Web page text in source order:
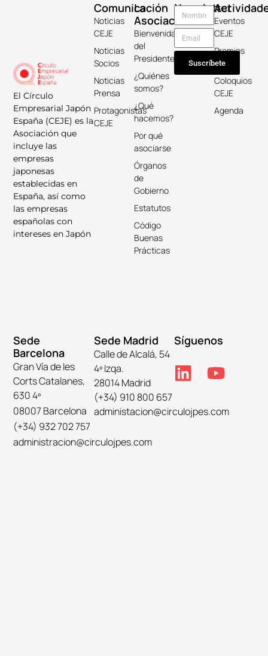
El Círculo
Empresarial Japón
España (CEJE) es la
Asociación que
incluye las
empresas
japonesas
establecidas en
España, así como
las empresas
españolas con
intereses en Japón
La
Asociación
Bienvenida
del
Presidente
¿Quiénes
somos?
¿Qué
hacemos?
Por qué
asociarse
Órganos
de
Gobierno
Estatutos
Código
Buenas
Prácticas
Comunicación
Noticias
CEJE
Noticias
Socios
Noticias
Prensa
Protagonistas
CEJE
Eventos
CEJE
Premios
Keicho
Coloquios
CEJE
Agenda
Newsletter
Suscríbete
Sede
Barcelona
Gran Vía de les
Corts Catalanes,
630 4º
08007 Barcelona
(+34) 932 702 757
administracion@circulojpes.com
Sede Madrid
Calle de Alcalá, 54
4º Izqa.
28014 Madrid
(+34) 910 800 657
administacion@circulojpes.com
Síguenos